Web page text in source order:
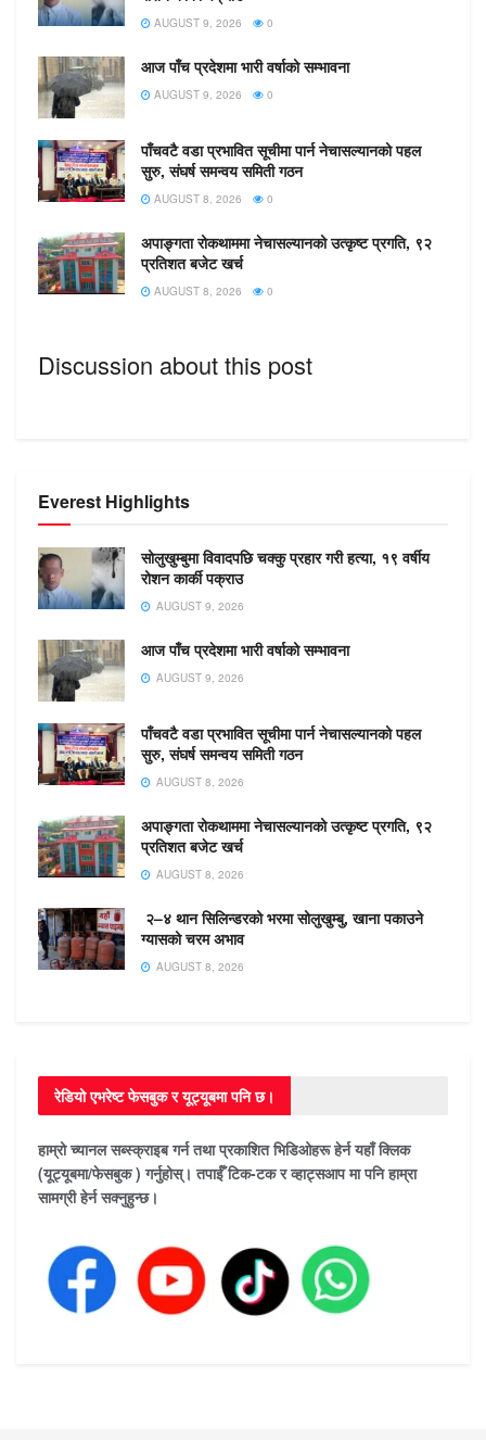
आउन लागेको यो पहिलो पटक हो । खोटाङ जिल्ला प्रदेश सभा ख
बाट प्रदेश सांसदको रुपमा निर्वाचित हुनुभएका राईले हरेक जिल्लामा
भौतिक पूर्वाधार विकास कार्यालय स्थापना गर्ने निर्णय गरेपछि
जिल्लावासीलेयसलाई सकारात्मक रुपमा लिएका छन् ।
AUGUST 9, 2026 0
आज पाँच प्रदेशमा भारी वर्षाको सम्भावना
AUGUST 9, 2026 0
पाँचवटै वडा प्रभावित सूचीमा पार्न नेचासल्यानको पहल
सुरु, संघर्ष समन्वय समिती गठन
AUGUST 8, 2026 0
अपाङ्गता रोकथाममा नेचासल्यानको उत्कृष्ट प्रगति, ९२
प्रतिशत बजेट खर्च
AUGUST 8, 2026 0
Discussion about this post
Everest Highlights
सोलुखुम्बुमा विवादपछि चक्कु प्रहार गरी हत्या, १९ वर्षीय
रोशन कार्की पक्राउ
AUGUST 9, 2026
आज पाँच प्रदेशमा भारी वर्षाको सम्भावना
AUGUST 9, 2026
पाँचवटै वडा प्रभावित सूचीमा पार्न नेचासल्यानको पहल
सुरु, संघर्ष समन्वय समिती गठन
AUGUST 8, 2026
अपाङ्गता रोकथाममा नेचासल्यानको उत्कृष्ट प्रगति, ९२
प्रतिशत बजेट खर्च
AUGUST 8, 2026
२–४ थान सिलिन्डरको भरमा सोलुखुम्बु, खाना पकाउने
ग्यासको चरम अभाव
AUGUST 8, 2026
रेडियो एभरेष्ट फेसबुक र यूट्यूबमा पनि छ।
हाम्रो च्यानल सब्स्क्राइब गर्न तथा प्रकाशित भिडिओहरू हेर्न यहाँ क्लिक
(यूट्यूबमा/फेसबुक ) गर्नुहोस्। तपाईँ टिक-टक र व्हाट्सआप मा पनि हाम्रा
सामग्री हेर्न सक्नुहुन्छ।